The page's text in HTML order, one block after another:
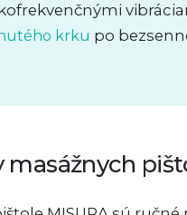
krku po
masážnych